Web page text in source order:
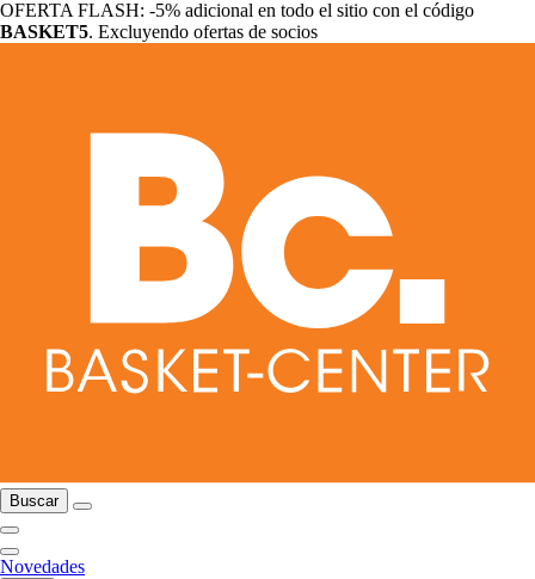
OFERTA FLASH: -5% adicional en todo el sitio con el código
BASKET5. Excluyendo ofertas de socios
Buscar
Novedades